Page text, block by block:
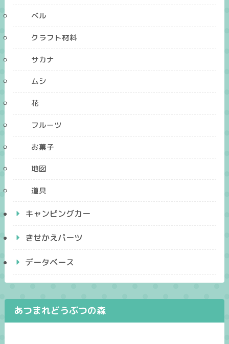
ベル
クラフト材料
サカナ
ムシ
花
フルーツ
お菓子
地図
道具
キャンピングカー
きせかえパーツ
データベース
あつまれどうぶつの森